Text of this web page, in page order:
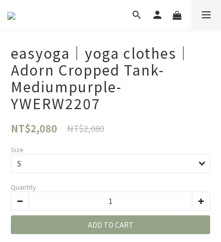
easyoga｜yoga clothes｜
Adorn Cropped Tank-
Mediumpurple-
YWERW2207
NT$2,080 NT$2,080
Size
Quantity
ADD TO CART